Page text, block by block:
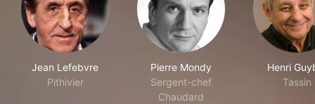
Jean Lefebvre
Pithivier
Pierre Mondy
Sergent-chef
Chaudard
Henri
Tassin